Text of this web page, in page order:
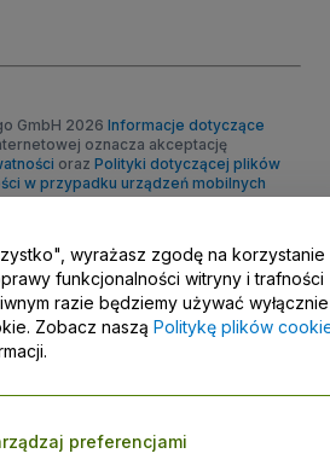
GmbH 2026 Informacje dotyczące
oznacza akceptację
oraz Polityki dotyczącej plików
w przypadku urządzeń mobilnych
wyrażasz zgodę na korzystanie
funkcjonalności witryny i trafności
razie będziemy używać wyłącznie
Zobacz naszą Politykę plików
preferencjami